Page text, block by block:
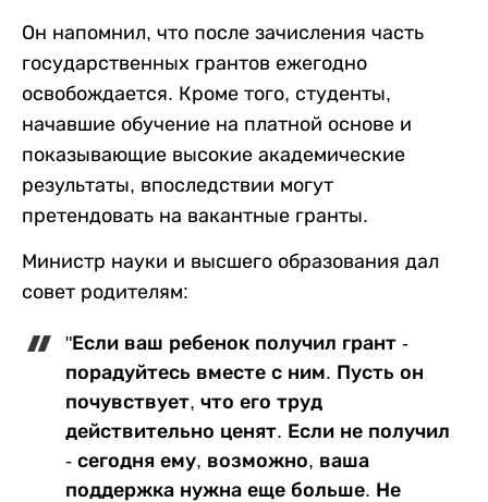
Он напомнил, что после зачисления часть
государственных грантов ежегодно
освобождается. Кроме того, студенты,
начавшие обучение на платной основе и
показывающие высокие академические
результаты, впоследствии могут
претендовать на вакантные гранты.
Министр науки и высшего образования дал
совет родителям:
"Если ваш ребенок получил грант -
порадуйтесь вместе с ним. Пусть он
почувствует, что его труд
действительно ценят. Если не получил
- сегодня ему, возможно, ваша
поддержка нужна еще больше. Не